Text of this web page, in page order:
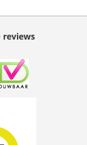
reviews